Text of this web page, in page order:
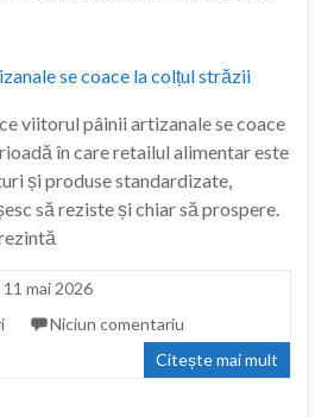
viitorul pâinii artizanale se coace
în care retailul alimentar este
și produse standardizate,
să reziste și chiar să prospere.
11 mai 2026
Niciun comentariu
Citește mai mult